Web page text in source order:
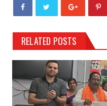
RELATED POSTS